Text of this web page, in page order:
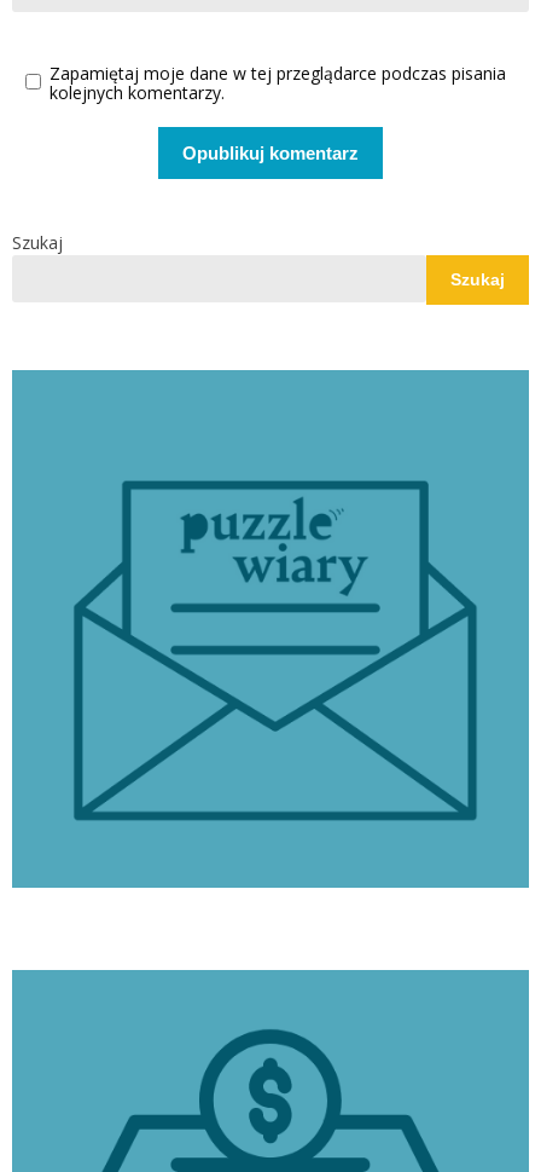
Zapamiętaj moje dane w tej przeglądarce podczas pisania
kolejnych komentarzy.
Szukaj
Szukaj